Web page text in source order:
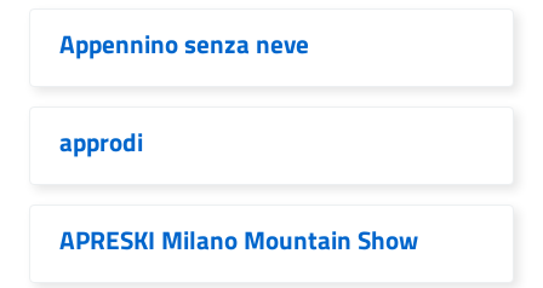
Appennino senza neve
approdi
APRESKI Milano Mountain Show